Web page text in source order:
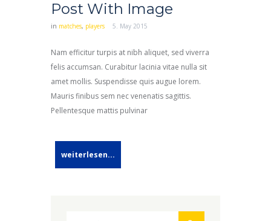
Post With Image
in matches, players 5. May 2015
Nam efficitur turpis at nibh aliquet, sed viverra
felis accumsan. Curabitur lacinia vitae nulla sit
amet mollis. Suspendisse quis augue lorem.
Mauris finibus sem nec venenatis sagittis.
Pellentesque mattis pulvinar
weiterlesen...